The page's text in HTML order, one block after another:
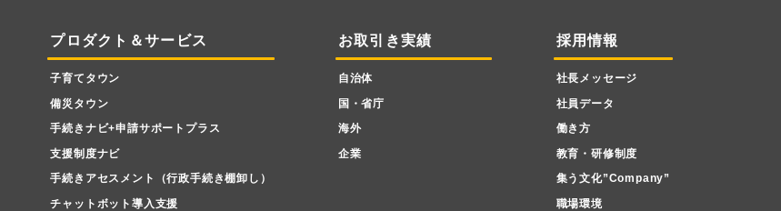
プロダクト＆サービス
子育てタウン
備災タウン
手続きナビ+申請サポートプラス
支援制度ナビ
手続きアセスメント（行政手続き棚卸し）
チャットボット導入支援
お取引き実績
自治体
国・省庁
海外
企業
採用情報
社長メッセージ
社員データ
働き方
教育・研修制度
集う文化”Company”
職場環境